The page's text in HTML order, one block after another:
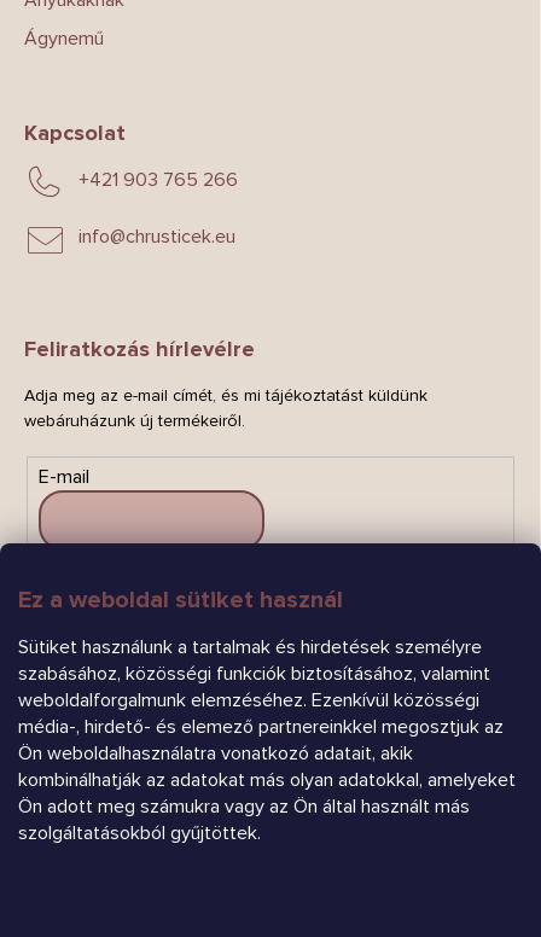
Ez a weboldal sütiket használ
Sütiket használunk a tartalmak és hirdetések személyre
szabásához, közösségi funkciók biztosításához, valamint
weboldalforgalmunk elemzéséhez. Ezenkívül közösségi
média-, hirdető- és elemező partnereinkkel megosztjuk az
Ön weboldalhasználatra vonatkozó adatait, akik
kombinálhatják az adatokat más olyan adatokkal, amelyeket
Ön adott meg számukra vagy az Ön által használt más
szolgáltatásokból gyűjtöttek.
Ágynemű
Kapcsolat
info@chrusticek.eu
+421 903 765 266
Feliratkozás hírlevélre
Adja meg az e-mail címét, és mi tájékoztatást küldünk
webáruházunk új termékeiről.
E-mail
FELIRATKOZÁS
Árukereső.hu